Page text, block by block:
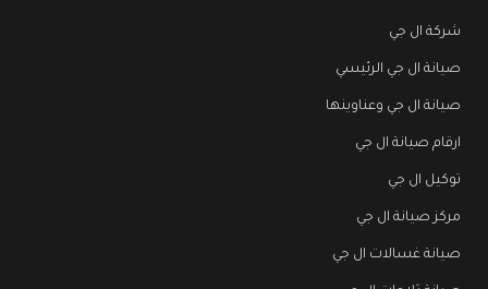
شركة ال جي
صيانة ال جي الرئيسي
صيانة ال جي وعناوينها
ارقام صيانة ال جي
توكيل ال جي
مركز صيانة ال جي
صيانة غسالات ال جي